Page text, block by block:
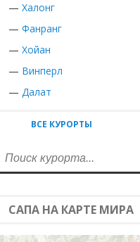
— Халонг
— Фанранг
— Хойан
— Винперл
— Далат
ВСЕ КУРОРТЫ
САПА НА КАРТЕ МИРА